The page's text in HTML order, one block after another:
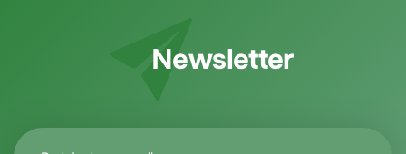
Newsletter